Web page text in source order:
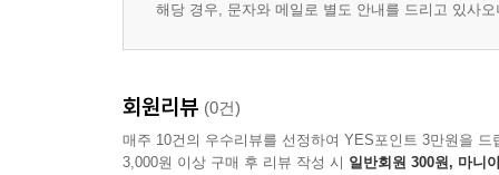
해당 경우, 문자와 메일로 별도 안내를 드리고 있사
회원리뷰 (0건)
매주 10건의 우수리뷰를 선정하여 YES포인트 3만원을 드
3,000원 이상 구매 후 리뷰 작성 시 일반회원 300원, 마니